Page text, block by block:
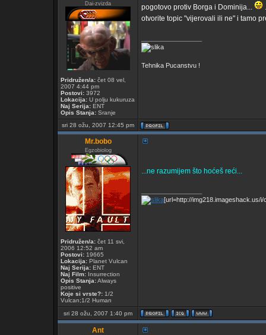
Dai-zvizda
Pridružen/a: čet 08 vel,
2007 4:44 pm
Postovi: 3972
Lokacija: U polju kukuruza
Naj Serija: ENT
Opis Stanja: Sranje
pogotovo protiv Borga i Dominija...
otvorite topic "vijerovali ili ne" i tamo
Tehnika Pucanstvu !
sri 28 ožu, 2007 12:45 pm
Mr.bobo
Egzobiolog
Pridružen/a: čet 11 svi,
2006 12:52 am
Postovi: 19665
Lokacija: Planet Vulcan
Naj Serija: ENT
Naj Film: Insurrection
Opis Stanja:Always
positive
Koje si vrste?: 1/2
Vulcan;1/2 Human
...ne razumijem što hoćeš reći...
[url=http://img218.imageshack.us/i/
sri 28 ožu, 2007 1:40 pm
Ant